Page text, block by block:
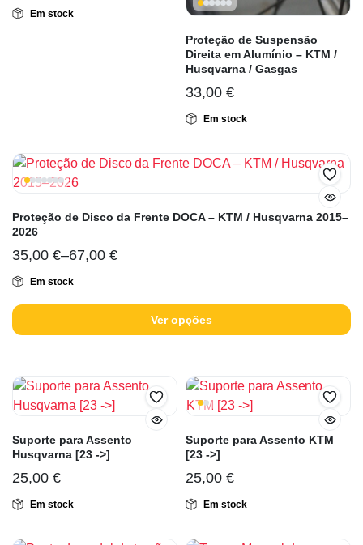
Em stock
Proteção de Suspensão
Direita em Alumínio – KTM /
Husqvarna / Gasgas
33,00 €
Em stock
Proteção de Disco da Frente DOCA – KTM / Husqvarna 2015–
2026
35,00 €–67,00 €
Em stock
Ver opções
Suporte para Assento
Husqvarna [23 ->]
25,00 €
Em stock
Suporte para Assento KTM
[23 ->]
25,00 €
Em stock